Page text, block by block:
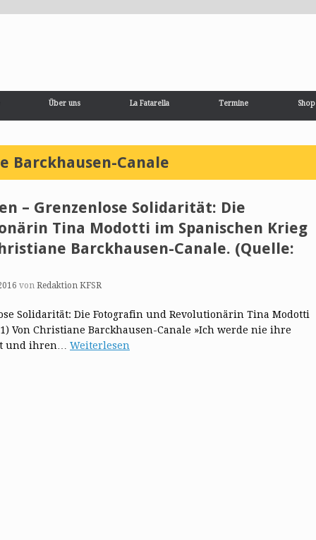
Über uns La Fatarella Termine Shop
Barckhausen-Canale
– Grenzenlose Solidarität: Die
Tina Modotti im Spanischen Krieg
Barckhausen-Canale. (Quelle:
von Redaktion KFSR
Solidarität: Die Fotografin und Revolutionärin Tina Modotti
Von Christiane Barckhausen-Canale »Ich werde nie ihre
und ihren… Weiterlesen